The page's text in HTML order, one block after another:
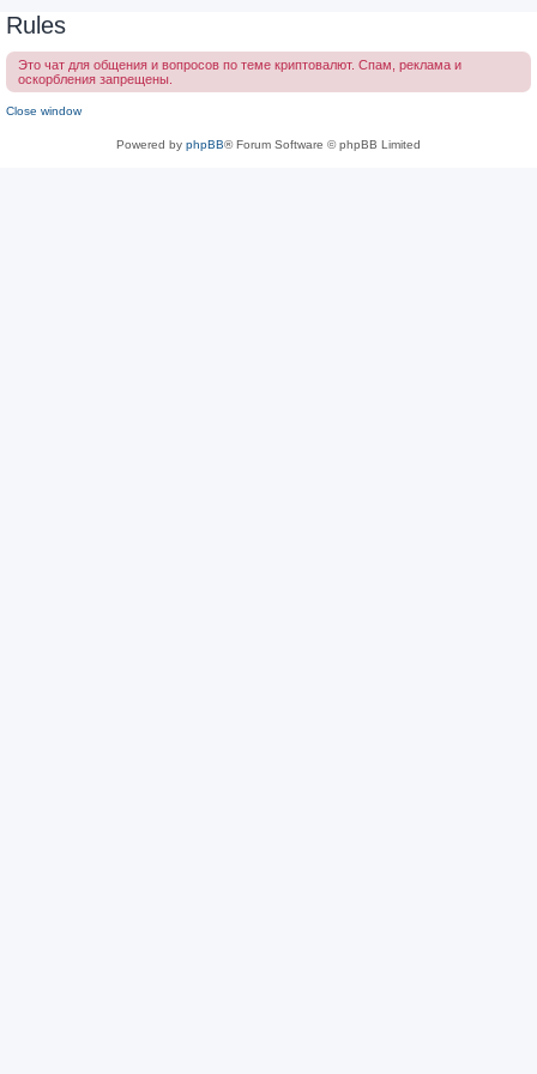
Rules
Это чат для общения и вопросов по теме криптовалют. Спам, реклама и
оскорбления запрещены.
Close window
Powered by phpBB® Forum Software © phpBB Limited